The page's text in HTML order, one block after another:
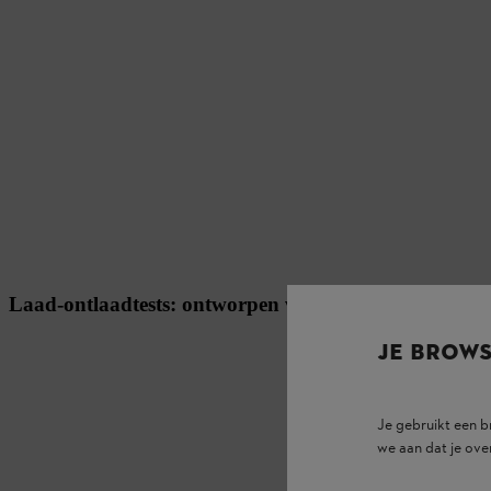
Laad-ontlaadtests: ontworpen voor een lange
JE
Je gebruikt een
we aan dat je